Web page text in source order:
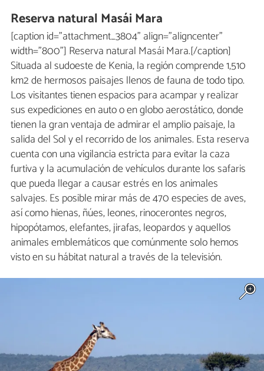
Reserva natural Masái Mara
[caption id="attachment_3804" align="aligncenter"
width="800"] Reserva natural Masái Mara.[/caption]
Situada al sudoeste de Kenia, la región comprende 1,510
km2 de hermosos paisajes llenos de fauna de todo tipo.
Los visitantes tienen espacios para acampar y realizar
sus expediciones en auto o en globo aerostático, donde
tienen la gran ventaja de admirar el amplio paisaje, la
salida del Sol y el recorrido de los animales. Esta reserva
cuenta con una vigilancia estricta para evitar la caza
furtiva y la acumulación de vehículos durante los safaris
que pueda llegar a causar estrés en los animales
salvajes. Es posible mirar más de 470 especies de aves,
así como hienas, ñúes, leones, rinocerontes negros,
hipopótamos, elefantes, jirafas, leopardos y aquellos
animales emblemáticos que comúnmente solo hemos
visto en su hábitat natural a través de la televisión.